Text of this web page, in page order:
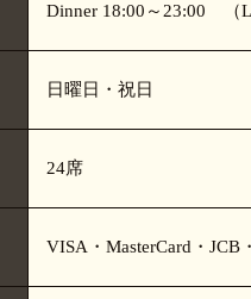
Dinner 18:00～23:00
（
日曜日・祝日
24席
VISA・MasterCard・JCB